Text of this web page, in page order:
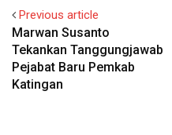
Previous article
Marwan Susanto
Tekankan Tanggungjawab
Pejabat Baru Pemkab
Katingan